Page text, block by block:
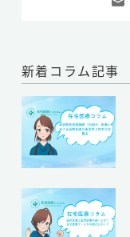
新着コラム記事